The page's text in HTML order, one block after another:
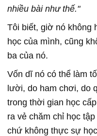
nhiều bài như thế."
Tôi biết, giờ nó không
học của mình, cũng
ba của nó.
Vốn dĩ nó có thể làm
lười, do ham chơi, do
trong thời gian học
ra vẻ chăm chỉ học
chứ không thực sự